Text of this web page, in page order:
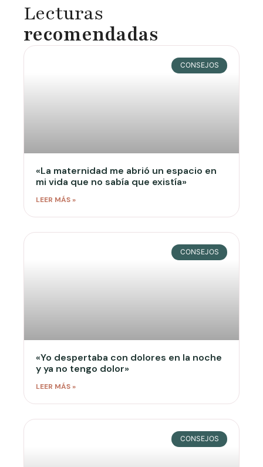
Lecturas
recomendadas
CONSEJOS
«La maternidad me abrió un espacio en
mi vida que no sabía que existía»
LEER MÁS »
CONSEJOS
«Yo despertaba con dolores en la noche
y ya no tengo dolor»
LEER MÁS »
CONSEJOS